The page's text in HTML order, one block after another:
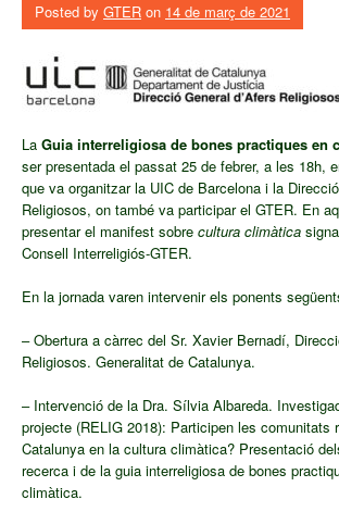
Posted by GTER on 14 de març de 2021
La Guia interreligiosa de bones practiques en
ser presentada el passat 25 de febrer, a les 18h,
que va organitzar la UIC de Barcelona i la
Religiosos, on també va participar el GTER. En
presentar el manifest sobre cultura climàtica
Consell Interreligiós-GTER.
En la jornada varen intervenir els ponents
– Obertura a càrrec del Sr. Xavier Bernadí,
Religiosos. Generalitat de Catalunya.
– Intervenció de la Dra. Sílvia Albareda.
projecte (RELIG 2018): Participen les comunitats
Catalunya en la cultura climàtica? Presentació
recerca i de la guia interreligiosa de bones
climàtica.